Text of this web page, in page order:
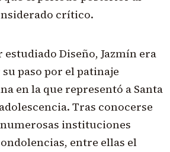
crítico.
estudiado Diseño, Jazmín era
paso por el patinaje
en la que representó a Santa
Tras conocerse
instituciones
entre ellas el